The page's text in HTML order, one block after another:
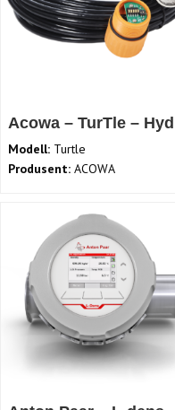
Acowa – TurTle –
Modell: Turtle
Produsent: ACOWA